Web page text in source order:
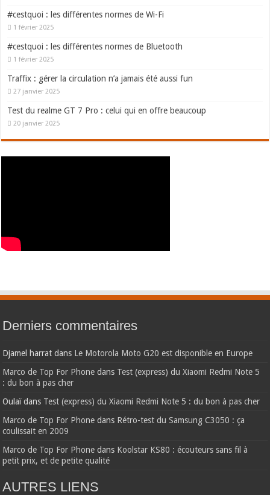
#cestquoi : les différentes normes de Wi-Fi
1 février 2025
#cestquoi : les différentes normes de Bluetooth
1 février 2025
Traffix : gérer la circulation n’a jamais été aussi fun
27 janvier 2025
Test du realme GT 7 Pro : celui qui en offre beaucoup
20 janvier 2025
Derniers commentaires
Djamel harrat dans Le Motorola Moto G20 est disponible en Europe
Marco de Top For Phone dans Test (express) du Xiaomi Redmi Note 5
: du bon à pas cher
Oulaïdans Test (express) du Xiaomi Redmi Note 5 : du bon à pas cher
Marco de Top For Phone dans Rétro-test du Samsung C3050 : ça
coulissait en 2009
Marco de Top For Phone dans Koolstar KS80 : écouteurs sans fil à
petit prix, et de petite qualité
AUTRES LIENS